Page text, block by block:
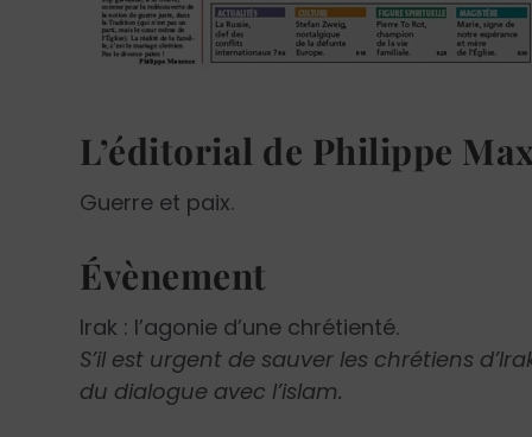
L’éditorial de Philippe
Guerre et paix.
Évènement
Irak : l’agonie d’une chrétienté.
S’il est urgent de sauver les chrétiens
du dialogue avec l’islam.